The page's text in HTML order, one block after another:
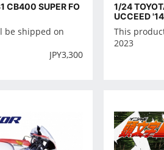
CB400 SUPER FO
be shipped on
JPY3,300
1/24
UCCEED '14
This
2023